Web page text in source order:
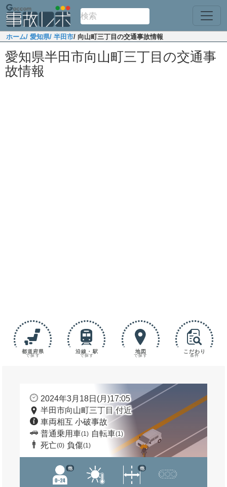
ホーム/ 愛知県/ 半田市/ 向山町三丁目の交通事故情報
愛知県半田市向山町三丁目の交通事
故情報
都道府県
で探す
沿線・駅
で探す
地図
で探す
こだわり
条件
2024年3月18日(月)17:05
半田市向山町三丁目 付近
車両相互 小破事故
普通乗用車(1) 自転車(1)
死亡(0) 負傷(1)
他 他